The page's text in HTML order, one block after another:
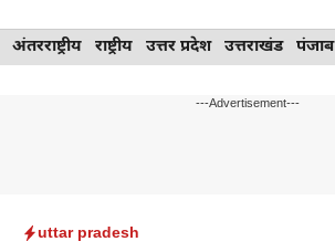
Skip
to
अंतरराष्ट्रीय राष्ट्रीय उत्तर प्रदेश उत्तराखंड पंजाब
---Advertisement---
uttar pradesh